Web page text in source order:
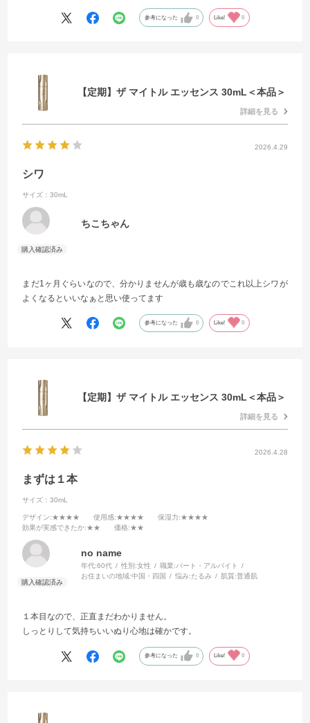
もう他を試したりする事が無くなりました。
これからはずっと使い続けて行きます
参考になった 0 Like! 0
【定期】ザ マイトル エッセンス 30mL＜本品＞
詳細を見る
2026.4.29
シワ
サイズ：30mL
ちこちゃん
まだ1ヶ月ぐらいなので、分かりませんが歳も歳なのでこれ以上シワが
よくなるといいなぁと思い使ってます
参考になった 0 Like! 0
【定期】ザ マイトル エッセンス 30mL＜本品＞
詳細を見る
2026.4.28
まずは１本
サイズ：30mL
デザイン:★★★★ 使用感:★★★★ 保湿力:★★★★
効果が実感できたか:★★ 価格:★★
no name
年代:60代 性別:女性 職業:パート・アルバイト
お住まいの地域:中国・四国 悩み:たるみ 肌質:普通肌
１本目なので、正直まだわかりません。
しっとりして気持ちいいぬり心地は確かです。
参考になった 0 Like! 0